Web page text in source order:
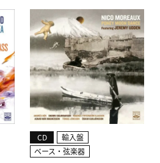
CD
輸入盤
ベース・弦楽器